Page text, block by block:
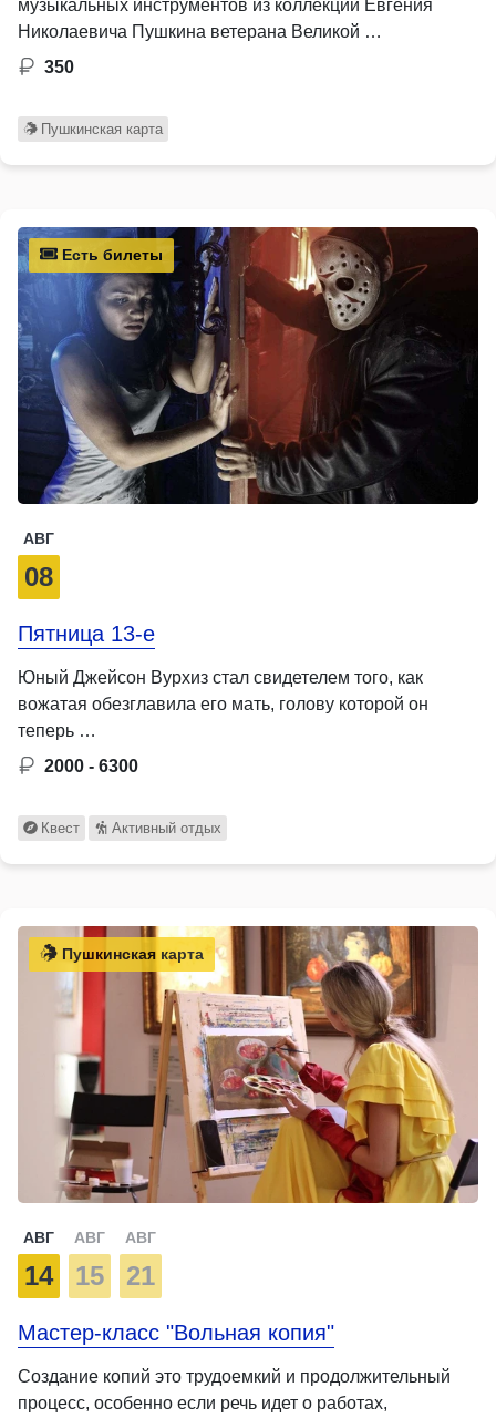
музыкальных инструментов из коллекции Евгения
Николаевича Пушкина ветерана Великой …
350
Пушкинская карта
Есть билеты
АВГ
08
Пятница 13-е
Юный Джейсон Вурхиз стал свидетелем того, как
вожатая обезглавила его мать, голову которой он
теперь …
2000 - 6300
Квест Активный отдых
Пушкинская карта
АВГ
14
АВГ
15
АВГ
21
Мастер-класс "Вольная копия"
Создание копий это трудоемкий и продолжительный
процесс, особенно если речь идет о работах,